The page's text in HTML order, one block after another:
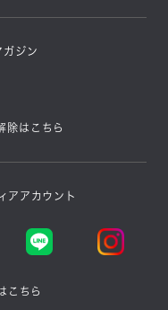
ジン
除はこちら
アアカウント
こちら